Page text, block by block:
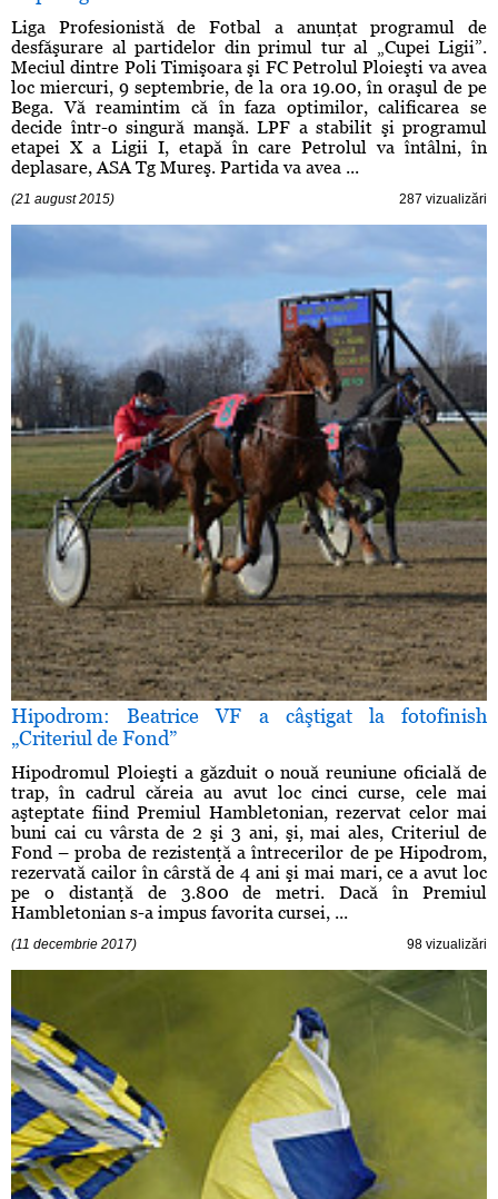
Liga Profesionistă de Fotbal a anunţat programul de
desfăşurare al partidelor din primul tur al „Cupei Ligii”.
Meciul dintre Poli Timişoara şi FC Petrolul Ploieşti va avea
loc miercuri, 9 septembrie, de la ora 19.00, în oraşul de pe
Bega. Vă reamintim că în faza optimilor, calificarea se
decide într-o singură manşă. LPF a stabilit şi programul
etapei X a Ligii I, etapă în care Petrolul va întâlni, în
deplasare, ASA Tg Mureş. Partida va avea ...
(21 august 2015) 287 vizualizări
Hipodrom: Beatrice VF a câştigat la fotofinish
„Criteriul de Fond”
Hipodromul Ploieşti a găzduit o nouă reuniune oficială de
trap, în cadrul căreia au avut loc cinci curse, cele mai
aşteptate fiind Premiul Hambletonian, rezervat celor mai
buni cai cu vârsta de 2 şi 3 ani, şi, mai ales, Criteriul de
Fond – proba de rezistenţă a întrecerilor de pe Hipodrom,
rezervată cailor în cârstă de 4 ani şi mai mari, ce a avut loc
pe o distanţă de 3.800 de metri. Dacă în Premiul
Hambletonian s-a impus favorita cursei, ...
(11 decembrie 2017) 98 vizualizări